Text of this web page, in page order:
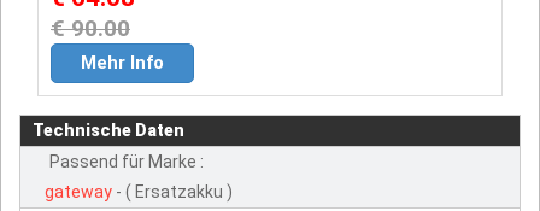
€ 90.00
Mehr Info
Technische Daten
Passend für Marke :
gateway - ( Ersatzakku )